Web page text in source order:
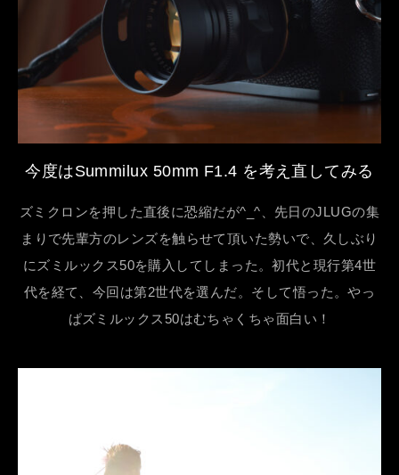
今度はSummilux 50mm F1.4 を考え直してみる
ズミクロンを押した直後に恐縮だが^_^、先日のJLUGの集
まりで先輩方のレンズを触らせて頂いた勢いで、久しぶり
にズミルックス50を購入してしまった。初代と現行第4世
代を経て、今回は第2世代を選んだ。そして悟った。やっ
ぱズミルックス50はむちゃくちゃ面白い！